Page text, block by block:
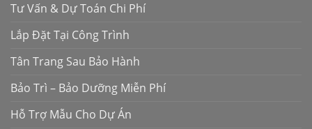
Tư Vấn & Dự Toán Chi Phí
Lắp Đặt Tại Công Trình
Tân Trang Sau Bảo Hành
Bảo Trì – Bảo Dưỡng Miễn Phí
Hỗ Trợ Mẫu Cho Dự Án